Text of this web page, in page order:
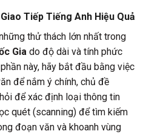
Tiếp Tiếng Anh Hiệu Quả
thử thách lớn nhất trong
Gia do độ dài và tính phức
này, hãy bắt đầu bằng việc
để nắm ý chính, chủ đề
để xác định loại thông tin
quét (scanning) để tìm kiếm
đoạn văn và khoanh vùng